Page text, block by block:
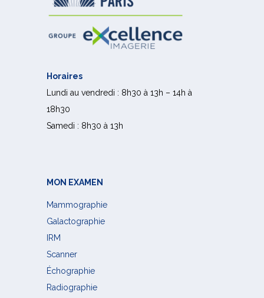
Horaires
Lundi au vendredi : 8h30 à 13h – 14h à
18h30
Samedi : 8h30 à 13h
MON EXAMEN
Mammographie
Galactographie
IRM
Scanner
Échographie
Radiographie